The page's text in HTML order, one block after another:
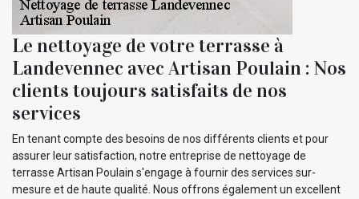
Le nettoyage de votre terrasse à
Landevennec avec Artisan Poulain : Nos
clients toujours satisfaits de nos
services
En tenant compte des besoins de nos différents clients et pour
assurer leur satisfaction, notre entreprise de nettoyage de
terrasse Artisan Poulain s'engage à fournir des services sur-
mesure et de haute qualité. Nous offrons également un excellent